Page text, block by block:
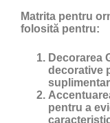
Matrita pentru
folosită pentru:
Decorarea
decorative
pentru a